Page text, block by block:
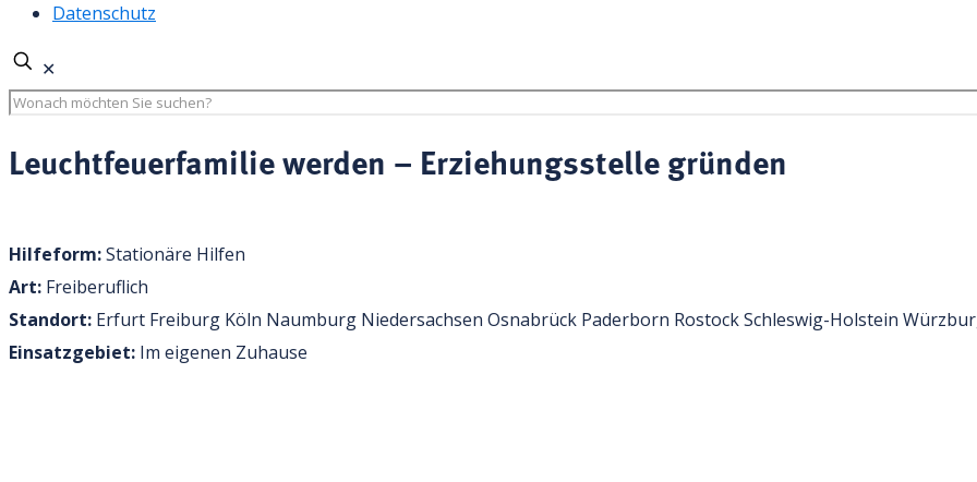
Datenschutz
✕
Leuchtfeuerfamilie werden – Erziehungsstelle gründen
Hilfeform:Stationäre Hilfen
Art: Freiberuflich
Standort: Erfurt Freiburg Köln Naumburg Niedersachsen Osnabrück Paderborn RostockSchleswig-Holstein
Einsatzgebiet: Im eigenen Zuhause